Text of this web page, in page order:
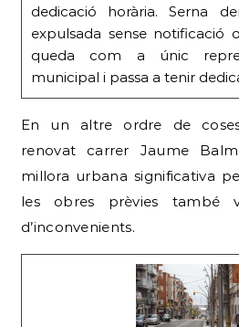
dedicació horària. Serna
expulsada sense notificació
queda com a únic
municipal i passa a tenir
En un altre ordre de
renovat carrer Jaume
millora urbana significativa
les obres prèvies també
d’inconvenients.